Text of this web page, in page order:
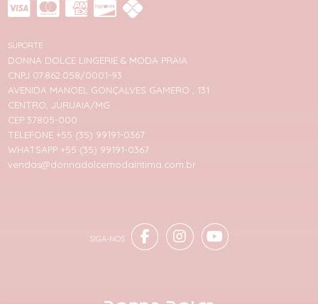
SUPORTE
DONNA DOLCE LINGERIE & MODA PRAIA
CNPJ 07.862.058/0001-93
AVENIDA MANOEL GONÇALVES GAMERO , 131
CENTRO, JURUAIA/MG
CEP 37805-000
TELEFONE +55 (35) 99191-0367
WHATSAPP +55 (35) 99191-0367
vendas@donnadolcemodaintima.com.br